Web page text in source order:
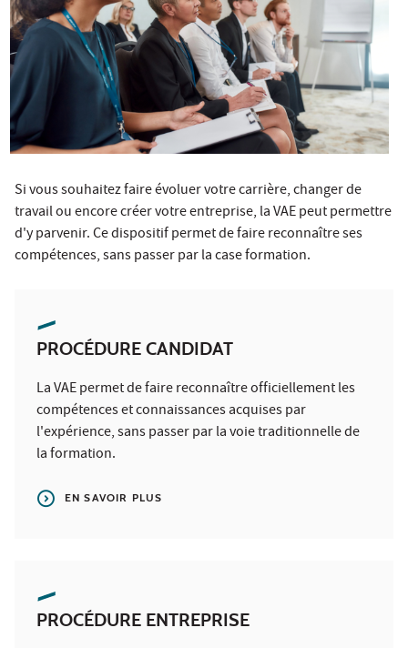
Si vous souhaitez faire évoluer votre carrière, changer de
travail ou encore créer votre entreprise, la VAE peut permettre
d'y parvenir. Ce dispositif permet de faire reconnaître ses
compétences, sans passer par la case formation.
PROCÉDURE CANDIDAT
La VAE permet de faire reconnaître officiellement les
compétences et connaissances acquises par
l'expérience, sans passer par la voie traditionnelle de
la formation.
EN SAVOIR PLUS
PROCÉDURE ENTREPRISE